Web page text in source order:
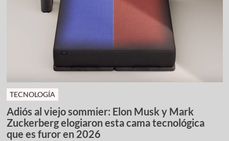
TECNOLOGÍA
Adiós al viejo sommier: Elon Musk y Mark
Zuckerberg elogiaron esta cama tecnológica
que es furor en 2026